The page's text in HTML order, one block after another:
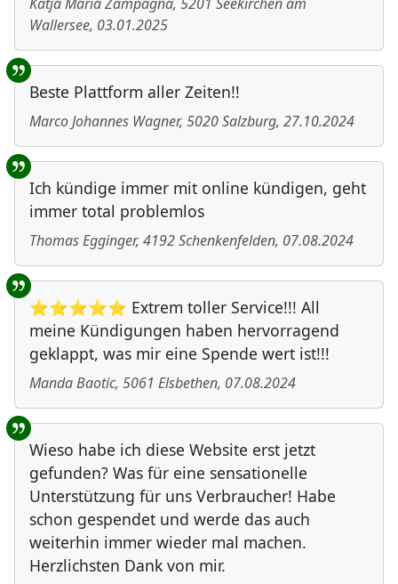
Wallersee, 03.01.2025
Beste Plattform aller Zeiten!!
Marco Johannes Wagner, 5020Salzburg, 27.10.2024
Ich kündige immer mit online kündigen, geht
immer total problemlos
Thomas Egginger, 4192Schenkenfelden, 07.08.2024
⭐⭐⭐⭐⭐ Extrem toller Service!!! All
meine Kündigungen haben hervorragend
geklappt, was mir eine Spende wert ist!!!
Manda Baotic, 5061 Elsbethen, 07.08.2024
Wieso habe ich diese Website erst jetzt
gefunden? Was für eine sensationelle
Unterstützung für uns Verbraucher! Habe
schon gespendet und werde das auch
weiterhin immer wieder mal machen.
Herzlichsten Dank von mir.